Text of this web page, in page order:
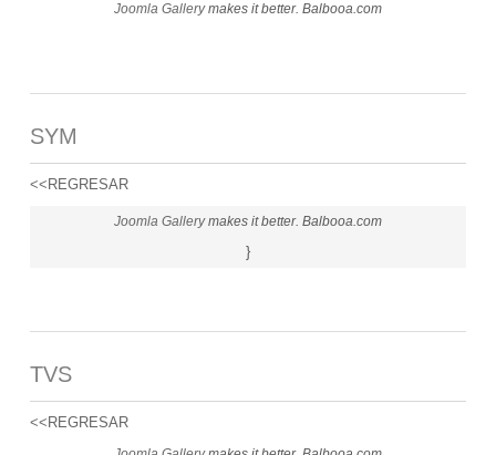
Joomla Gallerymakes it better. Balbooa.com
SYM
<<REGRESAR
Joomla Gallerymakes it better. Balbooa.com
}
TVS
<<REGRESAR